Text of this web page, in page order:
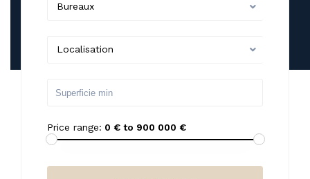
Bureaux
Localisation
Price range: 0 € to 900 000 €